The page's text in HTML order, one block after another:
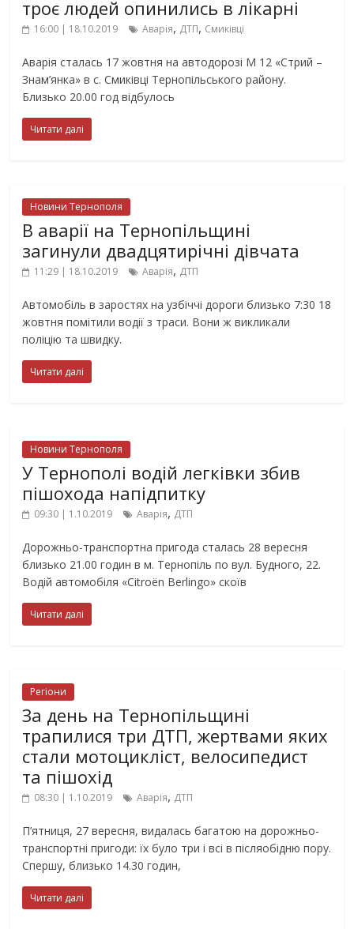
троє людей опинились в лікарні
16:00 | 18.10.2019 Аварія, ДТП, Смиківці
Аварія сталась 17 жовтня на автодорозі М 12 «Стрий –
Знам’янка» в с. Смиківці Тернопільського району.
Близько 20.00 год відбулось
Читати далі
Новини Тернополя
В аварії на Тернопільщині
загинули двадцятирічні дівчата
11:29 | 18.10.2019 Аварія, ДТП
Автомобіль в заростях на узбіччі дороги близько 7:30 18
жовтня помітили водії з траси. Вони ж викликали
поліцію та швидку.
Читати далі
Новини Тернополя
У Тернополі водій легківки збив
пішохода напідпитку
09:30 | 1.10.2019 Аварія, ДТП
Дорожньо-транспортна пригода сталась 28 вересня
близько 21.00 годин в м. Тернопіль по вул. Будного, 22.
Водій автомобіля «Citroën Berlingo» скоїв
Читати далі
Регіони
За день на Тернопільщині
трапилися три ДТП, жертвами яких
стали мотоцикліст, велосипедист
та пішохід
08:30 | 1.10.2019 Аварія, ДТП
П’ятниця, 27 вересня, видалась багатою на дорожньо-
транспортні пригоди: їх було три і всі в післяобідню пору.
Спершу, близько 14.30 годин,
Читати далі